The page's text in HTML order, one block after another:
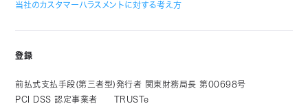
当社のカスタマーハラスメントに対する考え方
登録
前払式支払手段(第三者型)発行者 関東財務局長 第00698号
PCI DSS 認定事業者
TRUSTe